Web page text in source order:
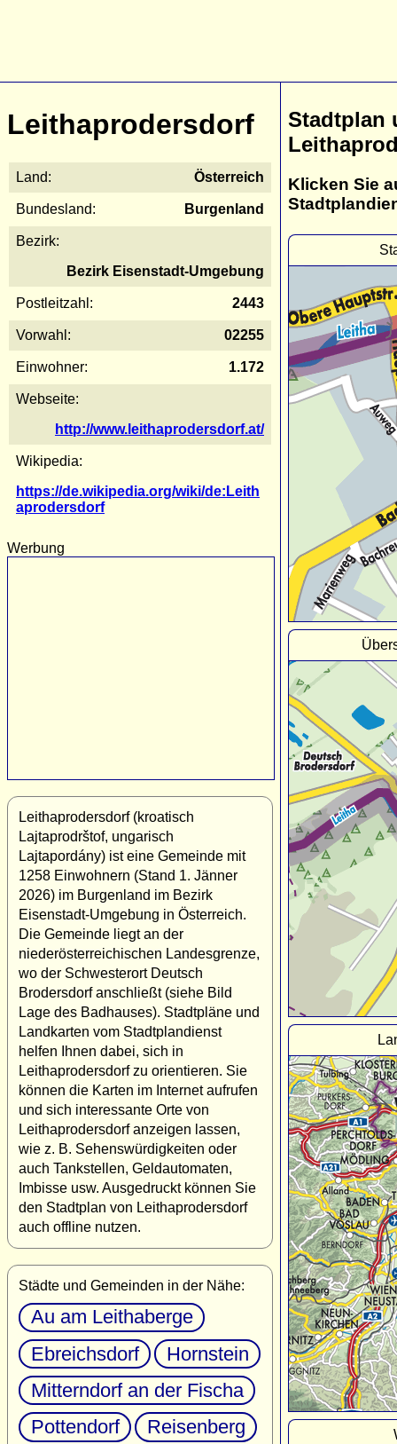
Leithaprodersdorf
Land: Österreich
Bundesland: Burgenland
Bezirk:
Bezirk Eisenstadt-Umgebung
Postleitzahl: 2443
Vorwahl: 02255
Einwohner: 1.172
Webseite:
http://www.leithaprodersdorf.at/
Wikipedia:
https://de.wikipedia.org/wiki/de:Leith
aprodersdorf
Werbung
Leithaprodersdorf (kroatisch
Lajtaprodrštof, ungarisch
Lajtapordány) ist eine Gemeinde mit
1258 Einwohnern (Stand 1. Jänner
2026) im Burgenland im Bezirk
Eisenstadt-Umgebung in Österreich.
Die Gemeinde liegt an der
niederösterreichischen Landesgrenze,
wo der Schwesterort Deutsch
Brodersdorf anschließt (siehe Bild
Lage des Badhauses). Stadtpläne und
Landkarten vom Stadtplandienst
helfen Ihnen dabei, sich in
Leithaprodersdorf zu orientieren. Sie
können die Karten im Internet aufrufen
und sich interessante Orte von
Leithaprodersdorf anzeigen lassen,
wie z. B. Sehenswürdigkeiten oder
auch Tankstellen, Geldautomaten,
Imbisse usw. Ausgedruckt können Sie
den Stadtplan von Leithaprodersdorf
auch offline nutzen.
Städte und Gemeinden in der Nähe:
Au am Leithaberge
Ebreichsdorf
Hornstein
Mitterndorf an der Fischa
Pottendorf
Reisenberg
Stadtplan
Klicken Sie